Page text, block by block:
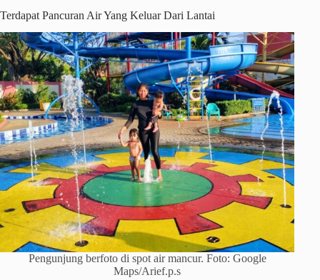
Terdapat Pancuran Air Yang Keluar Dari Lantai
Pengunjung berfoto di spot air mancur. Foto: Google
Maps/Arief.p.s